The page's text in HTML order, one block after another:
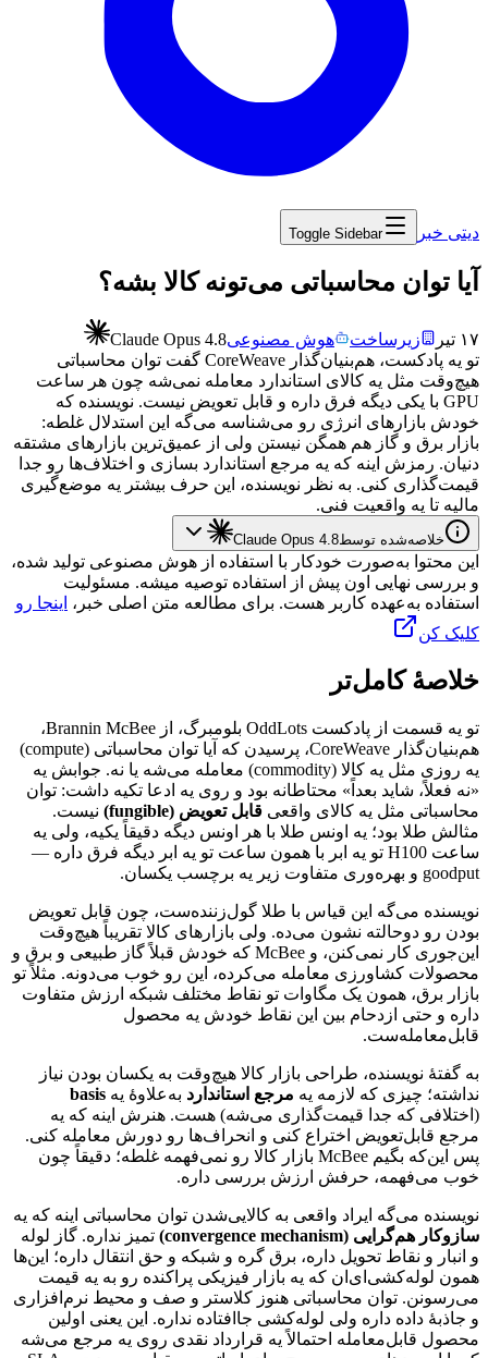
دیتی خبر Toggle Sidebar
‏آیا توان محاسباتی می‌تونه کالا بشه؟
۱۷ تیر زیرساخت هوش مصنوعیClaude Opus 4.8
تو یه پادکست، هم‌بنیان‌گذار CoreWeave گفت توان محاسباتی
هیچ‌وقت مثل یه کالای استاندارد معامله نمی‌شه چون هر ساعت
GPU با یکی دیگه فرق داره و قابل تعویض نیست. نویسنده که
خودش بازارهای انرژی رو می‌شناسه می‌گه این استدلال غلطه:
بازار برق و گاز هم همگن نیستن ولی از عمیق‌ترین بازارهای مشتقه
دنیان. رمزش اینه که یه مرجع استاندارد بسازی و اختلاف‌ها رو جدا
قیمت‌گذاری کنی. به نظر نویسنده، این حرف بیشتر یه موضع‌گیری
مالیه تا یه واقعیت فنی.
خلاصه‌شده توسطClaude Opus 4.8
این محتوا به‌صورت خودکار با استفاده از هوش مصنوعی تولید شده،
و بررسی نهایی اون پیش از استفاده توصیه میشه. مسئولیت
استفاده به‌عهده کاربر هست. برای مطالعه متن اصلی خبر، اینجا رو
کلیک کن
خلاصهٔ کامل‌تر
تو یه قسمت از پادکست OddLots بلومبرگ، از Brannin McBee،
هم‌بنیان‌گذار CoreWeave، پرسیدن که آیا توان محاسباتی (compute)
یه روزی مثل یه کالا (commodity) معامله می‌شه یا نه. جوابش یه
«نه فعلاً، شاید بعداً» محتاطانه بود و روی یه ادعا تکیه داشت: توان
محاسباتی مثل یه کالای واقعی قابل تعویض (fungible) نیست.
مثالش طلا بود؛ یه اونس طلا با هر اونس دیگه دقیقاً یکیه، ولی یه
ساعت H100 تو یه ابر با همون ساعت تو یه ابر دیگه فرق داره —
goodput و بهره‌وری متفاوت زیر یه برچسب یکسان.
نویسنده می‌گه این قیاس با طلا گول‌زننده‌ست، چون قابل تعویض
بودن رو دوحالته نشون می‌ده. ولی بازارهای کالا تقریباً هیچ‌وقت
این‌جوری کار نمی‌کنن، و McBee که خودش قبلاً گاز طبیعی و برق و
محصولات کشاورزی معامله می‌کرده، این رو خوب می‌دونه. مثلاً تو
بازار برق، همون یک مگاوات تو نقاط مختلف شبکه ارزش متفاوت
داره و حتی ازدحام بین این نقاط خودش یه محصول
قابل‌معامله‌ست.
به گفتهٔ نویسنده، طراحی بازار کالا هیچ‌وقت به یکسان بودن نیاز
نداشته؛ چیزی که لازمه یه مرجع استاندارد به‌علاوهٔ یه basis
(اختلافی که جدا قیمت‌گذاری می‌شه) هست. هنرش اینه که یه
مرجع قابل‌تعویض اختراع کنی و انحراف‌ها رو دورش معامله کنی.
پس این‌که بگیم McBee بازار کالا رو نمی‌فهمه غلطه؛ دقیقاً چون
خوب می‌فهمه، حرفش ارزش بررسی داره.
نویسنده می‌گه ایراد واقعی به کالایی‌شدن توان محاسباتی اینه که یه
سازوکار هم‌گرایی (convergence mechanism) تمیز نداره. گاز لوله
و انبار و نقاط تحویل داره، برق گره و شبکه و حق انتقال داره؛ این‌ها
همون لوله‌کشی‌ای‌ان که یه بازار فیزیکی پراکنده رو به یه قیمت
می‌رسونن. توان محاسباتی هنوز کلاستر و صف و محیط نرم‌افزاری
و جاذبهٔ داده داره ولی لوله‌کشی جاافتاده نداره. این یعنی اولین
محصول قابل‌معامله احتمالاً یه قرارداد نقدی روی یه مرجع می‌شه